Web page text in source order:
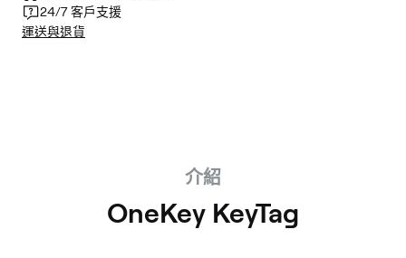
24/7 客戶支援
運送與退貨
介紹
OneKey KeyTag